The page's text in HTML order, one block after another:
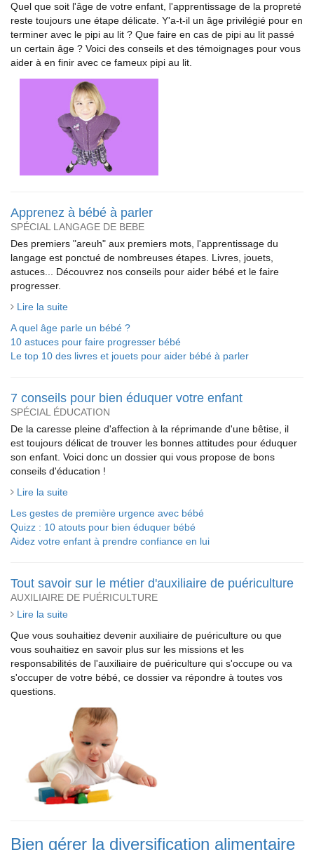
Quel que soit l'âge de votre enfant, l'apprentissage de la propreté
reste toujours une étape délicate. Y'a-t-il un âge privilégié pour en
terminer avec le pipi au lit ? Que faire en cas de pipi au lit passé
un certain âge ? Voici des conseils et des témoignages pour vous
aider à en finir avec ce fameux pipi au lit.
Apprenez à bébé à parler
SPÉCIAL LANGAGE DE BEBE
Des premiers "areuh" aux premiers mots, l'apprentissage du
langage est ponctué de nombreuses étapes. Livres, jouets,
astuces... Découvrez nos conseils pour aider bébé et le faire
progresser.
Lire la suite
A quel âge parle un bébé ?
10 astuces pour faire progresser bébé
Le top 10 des livres et jouets pour aider bébé à parler
7 conseils pour bien éduquer votre enfant
SPÉCIAL ÉDUCATION
De la caresse pleine d'affection à la réprimande d'une bêtise, il
est toujours délicat de trouver les bonnes attitudes pour éduquer
son enfant. Voici donc un dossier qui vous propose de bons
conseils d'éducation !
Lire la suite
Les gestes de première urgence avec bébé
Quizz : 10 atouts pour bien éduquer bébé
Aidez votre enfant à prendre confiance en lui
Tout savoir sur le métier d'auxiliaire de puériculture
AUXILIAIRE DE PUÉRICULTURE
Lire la suite
Que vous souhaitiez devenir auxiliaire de puériculture ou que
vous souhaitiez en savoir plus sur les missions et les
responsabilités de l'auxiliaire de puériculture qui s'occupe ou va
s'occuper de votre bébé, ce dossier va répondre à toutes vos
questions.
Bien gérer la diversification alimentaire